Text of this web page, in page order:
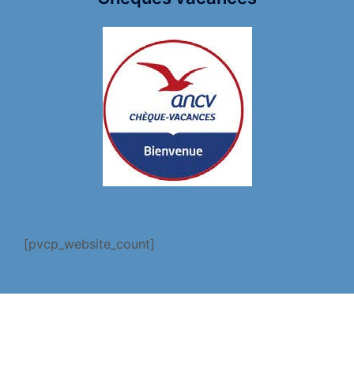
[pvcp_website_count]